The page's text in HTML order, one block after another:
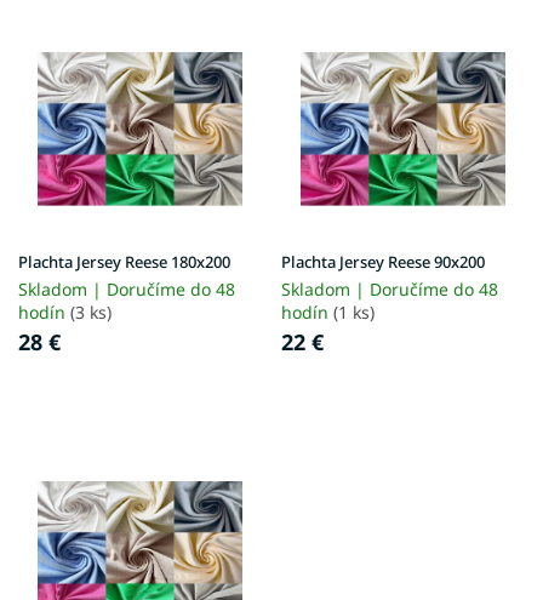
u
k
t
o
Plachta Jersey Reese 180x200
Skladom | Doručíme do 48
hodín (3 ks)
28 €
Plachta Jersey Reese 90x200
Skladom | Doručíme do 48
hodín (1 ks)
22 €